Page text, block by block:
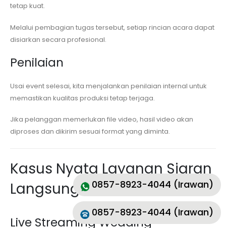
tetap kuat.
Melalui pembagian tugas tersebut, setiap rincian acara dapat
disiarkan secara profesional.
Penilaian
Usai event selesai, kita menjalankan penilaian internal untuk
memastikan kualitas produksi tetap terjaga.
Jika pelanggan memerlukan file video, hasil video akan
diproses dan dikirim sesuai format yang diminta.
Kasus Nyata Layanan Siaran
Langsung
Live Streaming Wedding
0857-8923-4044 (Irawan)
0857-8923-4044 (Irawan)